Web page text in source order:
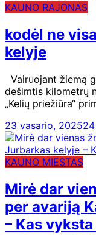
KAUNO RAJONAS
kodėl ne
kelyje
Vairuojant žiemą
dešimtis kilometrų
„Kelių priežiūra“
23 vasario, 2025
KAUNO MIESTAS
Mirė dar
per avariją
– Kas